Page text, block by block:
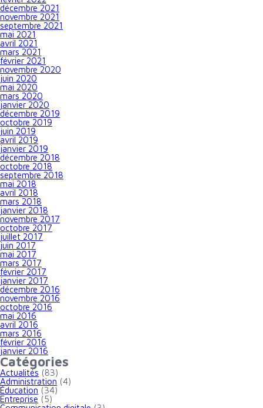
décembre 2021
novembre 2021
septembre 2021
mai 2021
avril 2021
mars 2021
février 2021
novembre 2020
juin 2020
mai 2020
mars 2020
janvier 2020
décembre 2019
octobre 2019
juin 2019
avril 2019
janvier 2019
décembre 2018
octobre 2018
septembre 2018
mai 2018
avril 2018
mars 2018
janvier 2018
novembre 2017
octobre 2017
juillet 2017
juin 2017
mai 2017
mars 2017
février 2017
janvier 2017
décembre 2016
novembre 2016
octobre 2016
mai 2016
avril 2016
mars 2016
février 2016
janvier 2016
Catégories
Actualités (83)
Administration (4)
Éducation (34)
Entreprise (5)